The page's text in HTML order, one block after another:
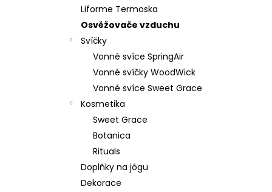
Liforme Termoska
Osvěžovače vzduchu
Svíčky
Vonné svíce SpringAir
Vonné svíčky WoodWick
Vonné svíce Sweet Grace
Kosmetika
Sweet Grace
Botanica
Rituals
Doplňky na jógu
Dekorace
VINCENTKA 0.7 L